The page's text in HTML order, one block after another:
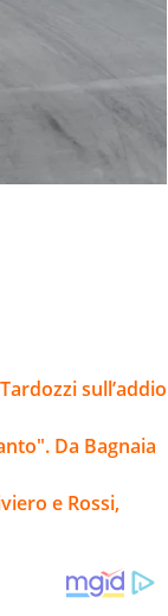
sull’addio
Da Bagnaia
e Rossi,